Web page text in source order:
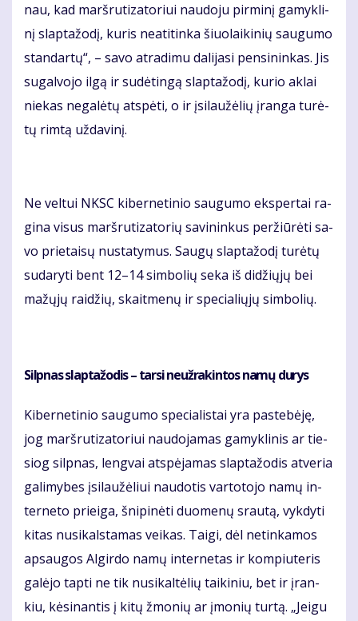
nau, kad marš­ru­ti­za­to­riui nau­do­ju pir­mi­nį ga­myk­li­
nį slap­ta­žo­dį, ku­ris ne­ati­tin­ka šiuo­lai­ki­nių sau­gu­mo
stan­dar­tų“, – sa­vo at­ra­di­mu da­li­ja­si pen­si­nin­kas. Jis
su­gal­vo­jo il­gą ir su­dė­tin­gą slap­ta­žo­dį, ku­rio ak­lai
nie­kas ne­ga­lė­tų at­spė­ti, o ir įsi­lau­žė­lių įran­ga tu­rė­
tų rim­tą už­da­vi­nį.
Ne vel­tui NKSC ki­ber­ne­ti­nio sau­gu­mo eks­per­tai ra­
gi­na vi­sus marš­ru­ti­za­to­rių sa­vi­nin­kus per­žiū­rė­ti sa­
vo prie­tai­sų nu­sta­ty­mus. Sau­gų slap­ta­žo­dį tu­rė­tų
su­da­ry­ti bent 12–14 sim­bo­lių se­ka iš di­džių­jų bei
ma­žų­jų rai­džių, skait­me­nų ir spe­cia­lių­jų sim­bo­lių.
Sil­pnas slap­ta­žo­dis – tar­si ne­už­ra­kin­tos na­mų du­rys
Ki­ber­ne­ti­nio sau­gu­mo spe­cia­lis­tai yra pa­ste­bė­ję,
jog marš­ru­ti­za­to­riui nau­do­ja­mas ga­myk­li­nis ar tie­
siog sil­pnas, leng­vai at­spė­ja­mas slap­ta­žo­dis at­ve­ria
ga­li­my­bes įsi­lau­žė­liui nau­do­tis var­to­to­jo na­mų in­
ter­ne­to pri­ei­ga, šni­pi­nė­ti duo­me­nų srau­tą, vyk­dy­ti
ki­tas nu­si­kals­ta­mas vei­kas. Tai­gi, dėl ne­tin­ka­mos
ap­sau­gos Al­gir­do na­mų in­ter­ne­tas ir kom­piu­te­ris
ga­lė­jo tap­ti ne tik nu­si­kal­tė­lių tai­ki­niu, bet ir įran­
kiu, kė­si­nan­tis į ki­tų žmo­nių ar įmo­nių tur­tą. „Jei­gu